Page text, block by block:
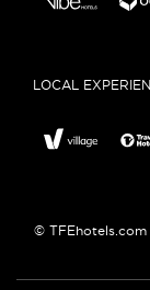
LOCAL
© TFEhotels.com